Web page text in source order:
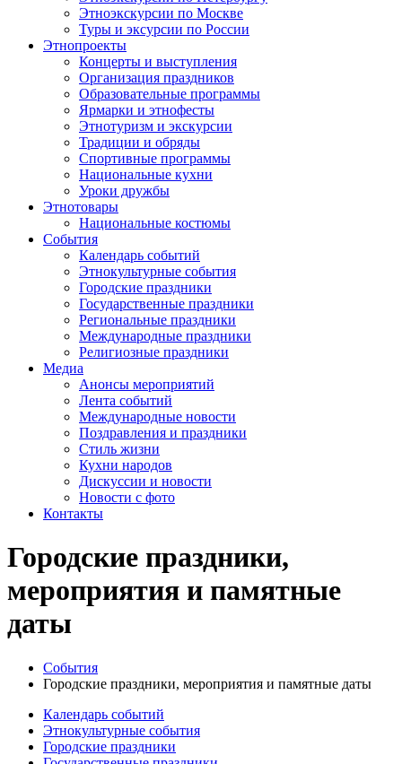
Этноэкскурсии по Москве
Туры и эксурсии по России
Этнопроекты
Концерты и выступления
Организация праздников
Образовательные программы
Ярмарки и этнофесты
Этнотуризм и экскурсии
Традиции и обряды
Спортивные программы
Национальные кухни
Уроки дружбы
Этнотовары
Национальные костюмы
События
Календарь событий
Этнокультурные события
Городские праздники
Государственные праздники
Региональные праздники
Международные праздники
Религиозные праздники
Медиа
Анонсы мероприятий
Лента событий
Международные новости
Поздравления и праздники
Cтиль жизни
Кухни народов
Дискуссии и новости
Новости с фото
Контакты
Городские праздники,
мероприятия и памятные
даты
События
Городские праздники, мероприятия и памятные даты
Календарь событий
Этнокультурные события
Городские праздники